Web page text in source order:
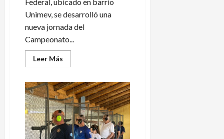
Federal, ubicado en barrio
Unimev, se desarrolló una
nueva jornada del
Campeonato...
Leer Más
más
Comenzó
el
torneo
de
Pistola
Deportiva